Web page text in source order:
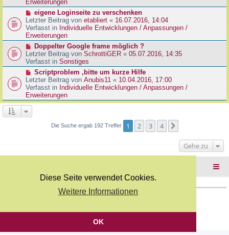
Diese Seite verwendet Cookies.
Weitere Informationen
OK
t
a
g
r
B
e
i
t
a
g
Erweiterungen
N
e
u
e
r
B
e
i
r
a
g
eigene Loginseite zu verschenken
Letzter Beitrag von etabliert « 16.07.2016, 14:04
Verfasst in Individuelle Entwicklungen / Anpassungen /
Erweiterungen
N
e
u
e
r
B
e
i
t
r
Doppelter Google frame möglich ?
Letzter Beitrag von SchrottiGER « 05.07.2016, 14:35
Verfasst in Sonstiges
N
e
u
e
r
e
g
Scriptproblem ,bitte um kurze Hilfe
Letzter Beitrag von Anubis11 « 10.04.2016, 17:00
Verfasst in Individuelle Entwicklungen / Anpassungen /
Erweiterungen
Die Suche ergab 192 Treffer 1 2 3 4
Gehe zu
Deutsche Übersetzung durchphpBB.de